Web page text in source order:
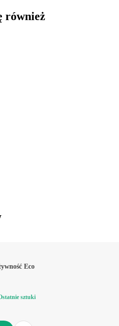
również
Eco
sztuki